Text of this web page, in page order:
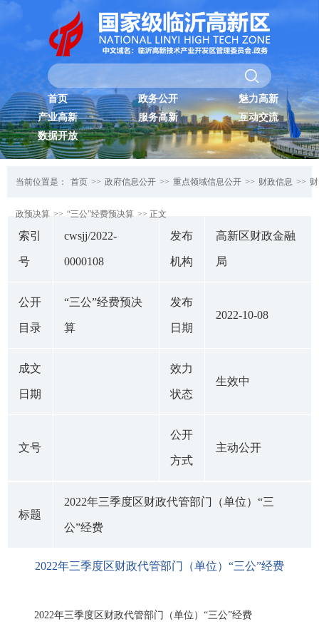
首页 政务公开
魅力高新
产业高新
服务高新
互动交流
数据开放
当前位置是： 首页 >> 政府信息公开 >> 重点领域信息公开 >> 财政信息 >> 财
政预决算 >> “三公”经费预决算 >> 正文
索引
号
cwsjj/2022-
0000108
发布
机构
高新区财政金融
局
公开
目录
“三公”经费预决
算
发布
日期
2022-10-08
成文
日期
效力
状态
生效中
文号
公开
方式
主动公开
标题
2022年三季度区财政代管部门（单位）“三
公”经费
2022年三季度区财政代管部门（单位）“三公”经费
2022年三季度区财政代管部门（单位）“三公”经费